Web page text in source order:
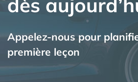
Appelez-nous pour
première leçon